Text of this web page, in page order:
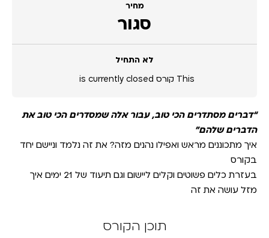
מחיר
סגור
לא התחיל
This קורס is currently closed
“דברים מסתדרים הכי טוב, עבור אלה שמסדרים הכי טוב את
הדברים שלהם”
איך מתכוננים מראש ואפילו נהנים מזה? את זה נלמד וניישם יחד
בקורס
בעזרת כלים פשוטים וקלים ליישום וגם תיעוד של 21 ימים איך
מזל עושה את זה
תוכן הקורס